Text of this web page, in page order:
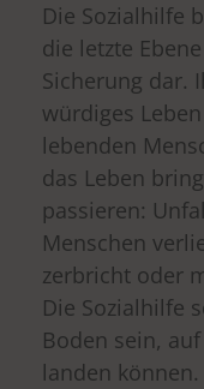
Die Sozialhilfe
die letzte
Sicherung dar.
würdiges
lebenden
das Leben
passieren:
Menschen
zerbricht oder
Die Sozialhilfe
Boden sein,
landen